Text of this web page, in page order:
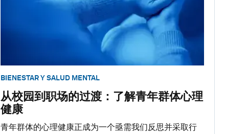
BIENESTAR Y SALUD MENTAL
从校园到职场的过渡：了解青年群体心理
健康
青年群体的心理健康正成为一个亟需我们反思并采取行